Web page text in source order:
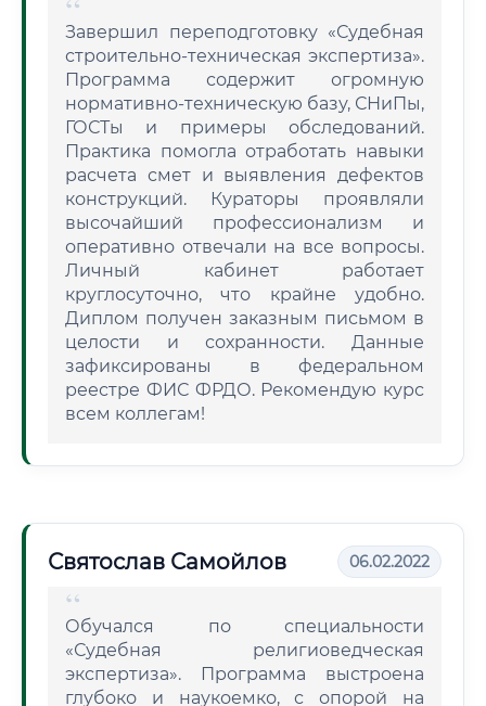
Завершил переподготовку «Судебная
строительно-техническая экспертиза».
Программа содержит огромную
нормативно-техническую базу, СНиПы,
ГОСТы и примеры обследований.
Практика помогла отработать навыки
расчета смет и выявления дефектов
конструкций. Кураторы проявляли
высочайший профессионализм и
оперативно отвечали на все вопросы.
Личный кабинет работает
круглосуточно, что крайне удобно.
Диплом получен заказным письмом в
целости и сохранности. Данные
зафиксированы в федеральном
реестре ФИС ФРДО. Рекомендую курс
всем коллегам!
Святослав Самойлов 06.02.2022
Обучался по специальности
«Судебная религиоведческая
экспертиза». Программа выстроена
глубоко и наукоемко, с опорой на